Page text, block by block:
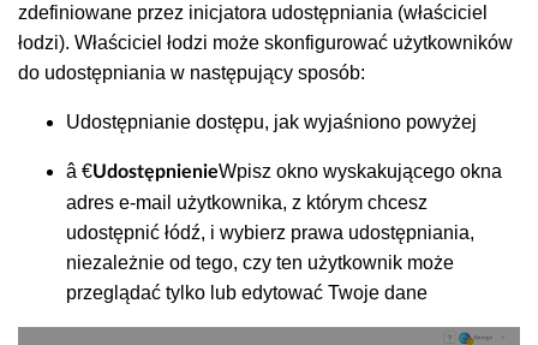
zdefiniowane przez inicjatora udostępniania (właściciel
łodzi). Właściciel łodzi może skonfigurować użytkowników
do udostępniania w następujący sposób:
Udostępnianie dostępu, jak wyjaśniono powyżej
â €UdostępnienieWpisz okno wyskakującego okna
adres e-mail użytkownika, z którym chcesz
udostępnić łódź, i wybierz prawa udostępniania,
niezależnie od tego, czy ten użytkownik może
przeglądać tylko lub edytować Twoje dane